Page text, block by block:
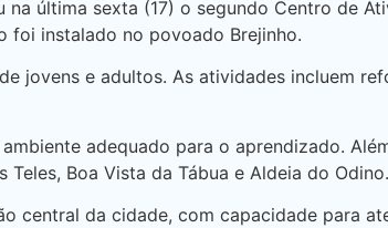
na última sexta (17) o segundo Centro de
foi instalado no povoado Brejinho.
jovens e adultos. As atividades incluem
adequado para o aprendizado.
Boa Vista da Tábua e Aldeia do Odino.
central da cidade, com capacidade para